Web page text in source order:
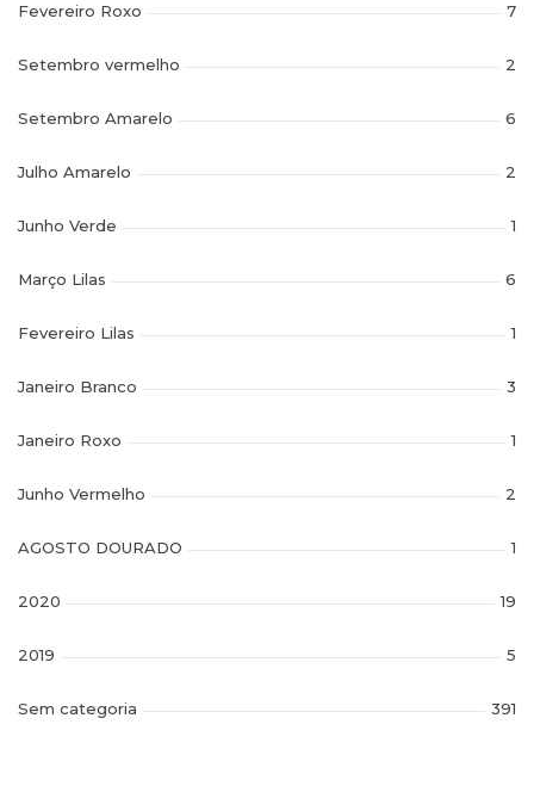
Fevereiro Roxo 7
Setembro vermelho 2
Setembro Amarelo 6
Julho Amarelo 2
Junho Verde 1
Março Lilas 6
Fevereiro Lilas 1
Janeiro Branco 3
Janeiro Roxo 1
Junho Vermelho 2
AGOSTO DOURADO 1
2020 19
2019 5
Sem categoria 391